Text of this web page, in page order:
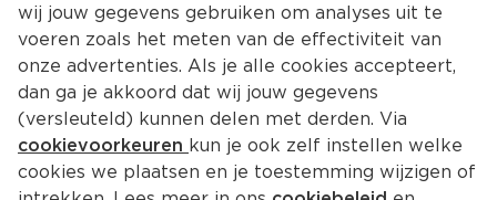
Dr. Beckman Ossengalzeep
wij jouw gegevens gebruiken om analyses uit te
voeren zoals het meten van de effectiviteit van
onze advertenties. Als je alle cookies accepteert,
dan ga je akkoord dat wij jouw gegevens
(versleuteld) kunnen delen met derden. Via
cookievoorkeuren kun je ook zelf instellen welke
cookies we plaatsen en je toestemming wijzigen of